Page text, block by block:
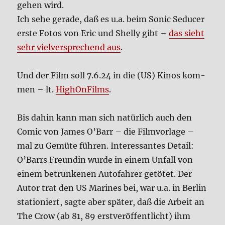
ge­hen wird.
Ich sehe gera­de, daß es u.a. beim Sonic Sedu­cer
erste Fotos von Eric und Shel­ly gibt –das sieht
sehr viel­ver­spre­chend aus.
Und der Film soll 7.6.24 in die (US) Kinos kom­
men – lt.Hig­hOn­Films.
Bis dahin kann man sich natür­lich auch den
Comic von James O’Barr – die Film­vor­la­ge –
mal zu Gemü­te füh­ren. Inter­es­san­tes Detail:
O’Barrs Freun­din wur­de in einem Unfall von
einem betrun­ke­nen Auto­fah­rer getö­tet. Der
Autor trat den US Mari­nes bei, war u.a. in Ber­lin
sta­tio­niert, sag­te aber spä­ter, daß die Arbeit an
The Crow (ab 81, 89 erst­ver­öf­fent­licht) ihm